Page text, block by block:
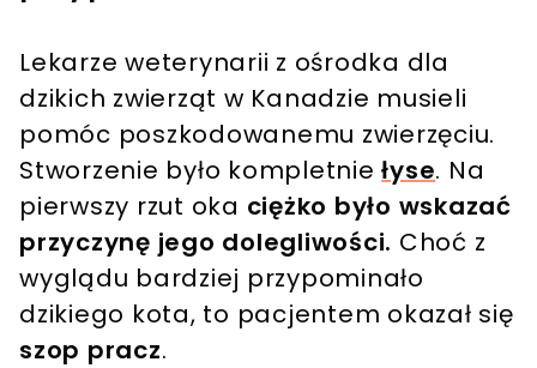
Lekarze weterynarii z ośrodka dla
dzikich zwierząt w Kanadzie musieli
pomóc poszkodowanemu zwierzęciu.
Stworzenie było kompletniełyse. Na
pierwszy rzut oka ciężko było wskazać
przyczynę jego dolegliwości. Choć z
wyglądu bardziej przypominało
dzikiego kota, to pacjentem okazał się
szop pracz.